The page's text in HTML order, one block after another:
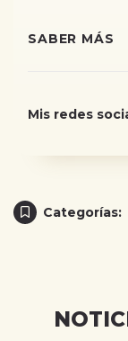
SABER MÁS
Mis redes
Categorías: